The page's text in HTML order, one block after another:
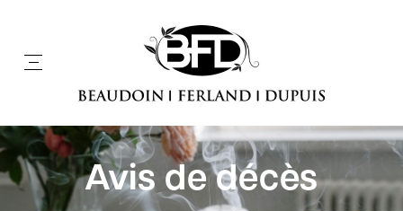
Avis de décès